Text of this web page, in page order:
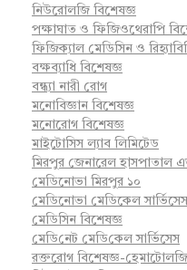
নিউরোলজি বিশেষজ্ঞ
পক্ষাঘাত ও ফিজিওথেরাপি
ফিজিক্যাল মেডিসিন ও
বক্ষব্যাধি বিশেষজ্ঞ
বন্ধ্যা নারী রোগ
মনোবিজ্ঞান বিশেষজ্ঞ
মনোরোগ বিশেষজ্ঞ
মাইটোসিস ল্যাব লিমিটেড
মিরপুর জেনারেল হাসপাতাল
মেডিনোভা মিরপুর ১০
মেডিনোভা মেডিকেল সার্ভিসেস
মেডিসিন বিশেষজ্ঞ
মে‌ডি‌নেট মে‌ডি‌কেল সা‌র্ভিসেস
রক্তরোগ বিশেষজ্ঞ-